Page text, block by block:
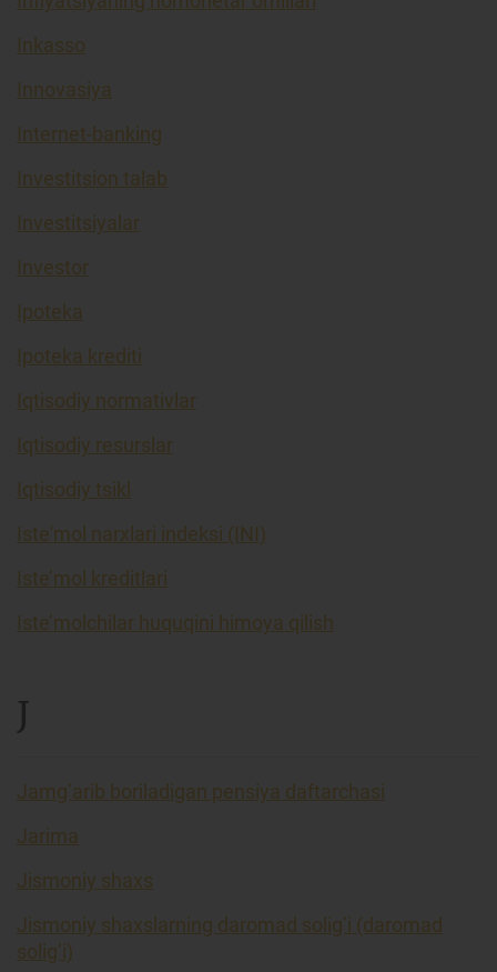
Inkasso
Innovasiya
Internet-banking
Investitsion talab
Investitsiyalar
Investor
Ipoteka
Ipoteka krediti
Iqtisodiy normativlar
Iqtisodiy resurslar
Iqtisodiy tsikl
Iste'mol narxlari indeksi (INI)
Iste’mol kreditlari
Iste’molchilar huquqini himoya qilish
J
Jamg’arib boriladigan pensiya daftarchasi
Jarima
Jismoniy shaxs
Jismoniy shaxslarning daromad solig’i (daromad
solig’i)